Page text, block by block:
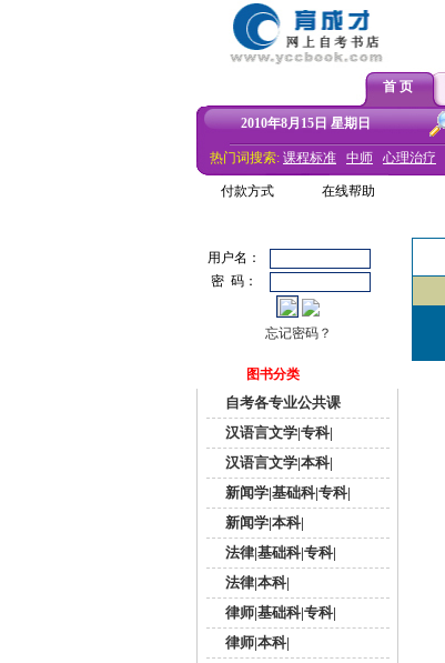
首 页
2010年8月15日 星期日
热门词搜索: 课程标准 中师 心理治疗
付款方式 在线帮助
用户名：
密 码：
忘记密码？
图书分类
自考各专业公共课
汉语言文学|专科|
汉语言文学|本科|
新闻学|基础科|专科|
新闻学|本科|
法律|基础科|专科|
法律|本科|
律师|基础科|专科|
律师|本科|